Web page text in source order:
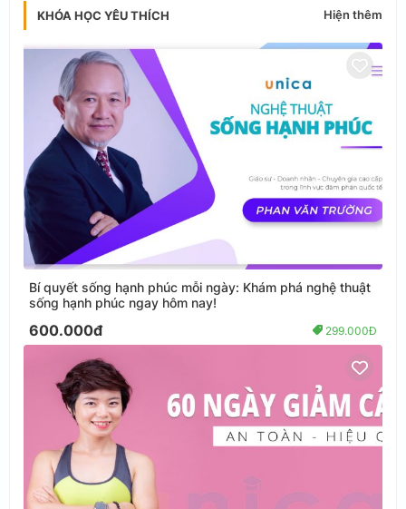
KHÓA HỌC YÊU THÍCH Hiện thêm
Bí quyết sống hạnh phúc mỗi ngày: Khám phá nghệ thuật
sống hạnh phúc ngay hôm nay!
600.000đ 299.000Đ